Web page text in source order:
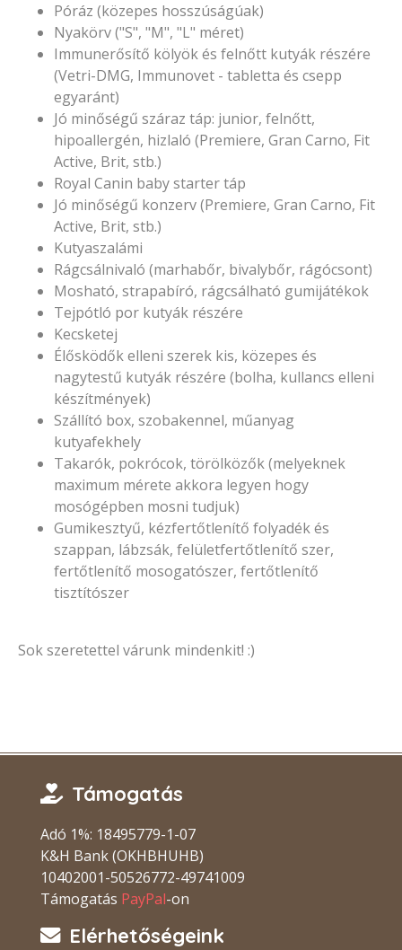
Póráz (közepes hosszúságúak)
Nyakörv ("S", "M", "L" méret)
Immunerősítő kölyök és felnőtt kutyák részére
(Vetri-DMG, Immunovet - tabletta és csepp
egyaránt)
Jó minőségű száraz táp: junior, felnőtt,
hipoallergén, hizlaló (Premiere, Gran Carno, Fit
Active, Brit, stb.)
Royal Canin baby starter táp
Jó minőségű konzerv (Premiere, Gran Carno, Fit
Active, Brit, stb.)
Kutyaszalámi
Rágcsálnivaló (marhabőr, bivalybőr, rágócsont)
Mosható, strapabíró, rágcsálható gumijátékok
Tejpótló por kutyák részére
Kecsketej
Élősködők elleni szerek kis, közepes és
nagytestű kutyák részére (bolha, kullancs elleni
készítmények)
Szállító box, szobakennel, műanyag
kutyafekhely
Takarók, pokrócok, törölközők (melyeknek
maximum mérete akkora legyen hogy
mosógépben mosni tudjuk)
Gumikesztyű, kézfertőtlenítő folyadék és
szappan, lábzsák, felületfertőtlenítő szer,
fertőtlenítő mosogatószer, fertőtlenítő
tisztítószer
Sok szeretettel várunk mindenkit! :)
Támogatás
Adó 1%: 18495779-1-07
K&H Bank (OKHBHUHB)
10402001-50526772-49741009
Támogatás PayPal-on
Elérhetőségeink